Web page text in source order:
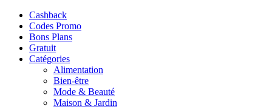
Cashback
Codes Promo
Bons Plans
Gratuit
Catégories
Alimentation
Bien-être
Mode & Beauté
Maison & Jardin